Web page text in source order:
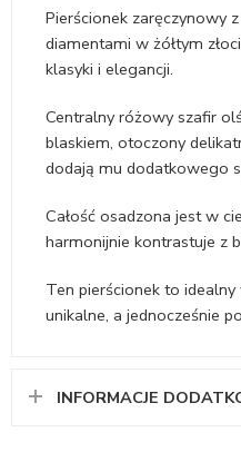
Pierścionek zaręczynowy
diamentami w żółtym
klasyki i elegancji.
Centralny różowy szafir
blaskiem, otoczony
dodają mu dodatkowego
Całość osadzona jest w
harmonijnie kontrastuje z
Ten pierścionek to
unikalne, a jednocześnie
INFORMACJE